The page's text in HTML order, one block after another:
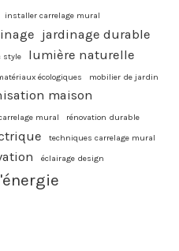
installer carrelage mural
jardinage durable
style lumière naturelle
écologiques mobilier de jardin
maison
mural
rénovation durable
techniques carrelage mural
éclairage design